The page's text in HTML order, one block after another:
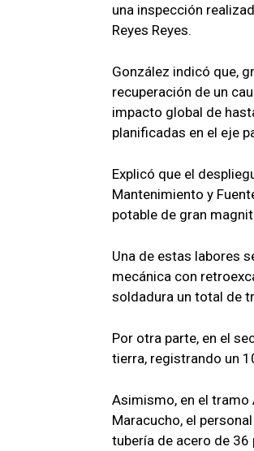
una inspección
Reyes Reyes.
​González indicó que,
recuperación de un
impacto global de
planificadas en el eje
​Explicó que el
Mantenimiento y
potable de gran
​Una de estas labores
mecánica con
soldadura un total de
​Por otra parte, en el
tierra, registrando un
​Asimismo, en el tramo
Maracucho, el
tubería de acero de